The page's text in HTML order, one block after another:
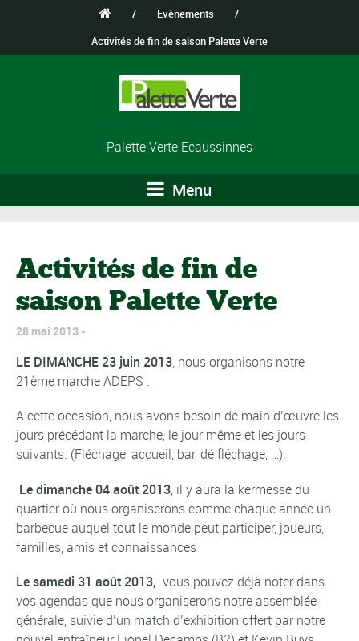
/ Evènements
/
Activités de fin de saison Palette Verte
Palette Verte Ecaussinnes
Menu
Activités de fin de
saison Palette Verte
28 mai 2013
LE DIMANCHE 23 juin 2013, nous organisons notre
21ème marche ADEPS .
A cette occasion, nous avons besoin de main d’œuvre les
jours précédant la marche, le jour même et les jours
suivants. (Fléchage, accueil, bar, dé fléchage, …).
Le dimanche 04 août 2013, il y aura la kermesse du
quartier où nous organiserons comme chaque année un
barbecue auquel tout le monde peut participer, joueurs,
familles, amis et connaissances
Le samedi 31 août 2013, vous pouvez déjà noter dans
vos agendas que nous organiserons notre assemblée
générale, suivie d’un match d’exhibition offert par notre